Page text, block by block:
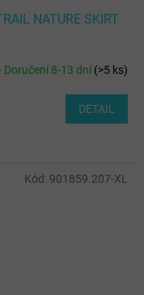
NATURE SKIRT
Doručení 8-13 dní(>5 ks)
DETAIL
Kód: 901859.207-XL